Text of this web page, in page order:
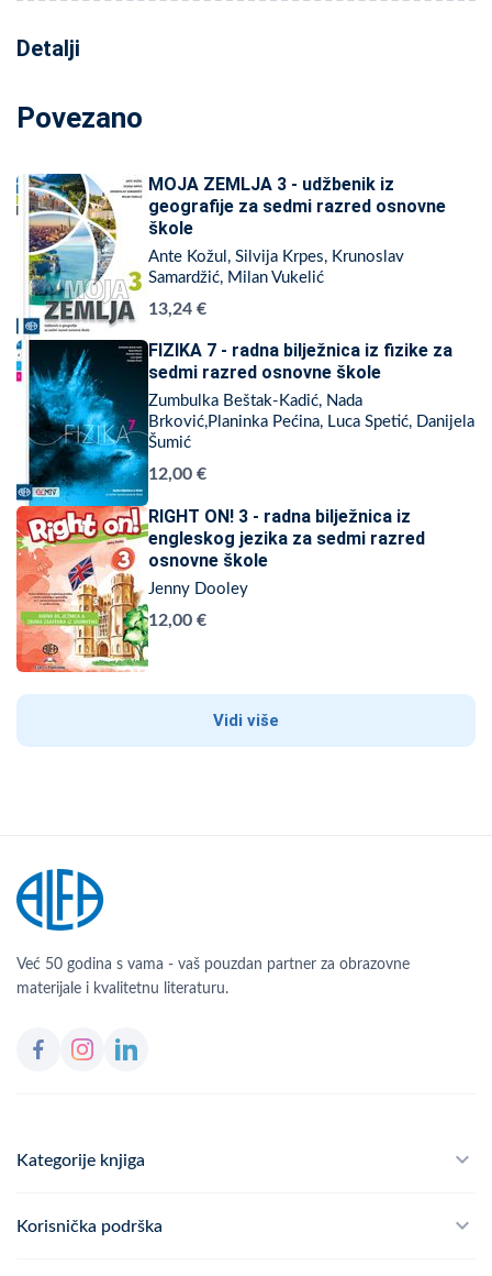
Detalji
Povezano
MOJA ZEMLJA 3 - udžbenik iz
geografije za sedmi razred osnovne
škole
Ante Kožul, Silvija Krpes, Krunoslav
Samardžić, Milan Vukelić
13,24 €
FIZIKA 7 - radna bilježnica iz fizike za
sedmi razred osnovne škole
Zumbulka Beštak-Kadić, Nada
Brković,Planinka Pećina, Luca Spetić, Danijela
Šumić
12,00 €
RIGHT ON! 3 - radna bilježnica iz
engleskog jezika za sedmi razred
osnovne škole
Jenny Dooley
12,00 €
Vidi više
Već 50 godina s vama - vaš pouzdan partner za obrazovne
materijale i kvalitetnu literaturu.
Kategorije knjiga
Školski program
Korisnička podrška